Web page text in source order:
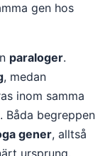
gen hos
paraloger.
, medan
inom samma
Båda begreppen
gener, alltså
ursprung.